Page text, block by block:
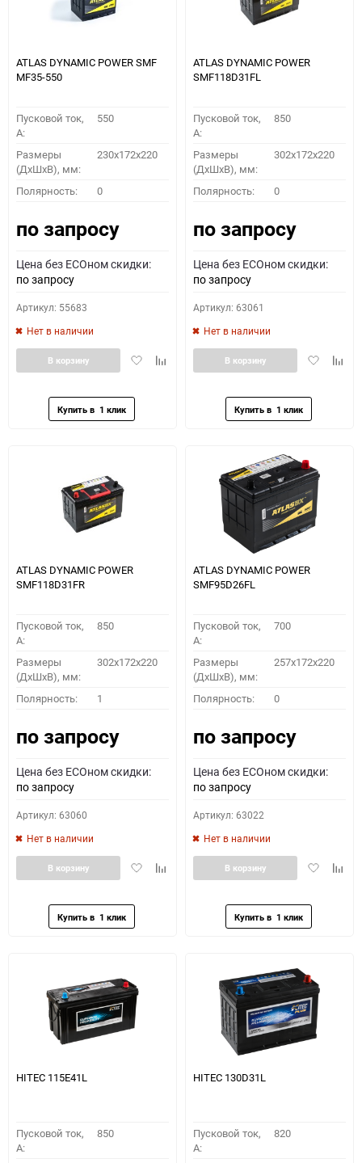
ATLAS DYNAMIC POWER SMF
MF35-550
Пусковой ток,
A:
550
Размеры
(ДхШхВ), мм:
230x172x220
Полярность: 0
по запросу
Цена без ECOном скидки:
по запросу
Артикул: 55683
Нет в наличии
ДобавитьДобавить
В корзину
ATLAS DYNAMIC POWER
SMF118D31FL
Пусковой ток,
A:
850
Размеры
(ДхШхВ), мм:
302x172x220
Полярность: 0
по запросу
Цена без ECOном скидки:
по запросу
Артикул: 63061
Нет в наличии
Добавить
В корзину
ATLAS DYNAMIC POWER
SMF118D31FR
Пусковой ток,
A:
850
Размеры
(ДхШхВ), мм:
302x172x220
Полярность: 1
по запросу
Цена без ECOном скидки:
по запросу
Артикул: 63060
Нет в наличии
ДобавитьДобавить
В корзину
ATLAS DYNAMIC POWER
SMF95D26FL
Пусковой ток,
A:
700
Размеры
(ДхШхВ), мм:
257x172x220
Полярность: 0
по запросу
Цена без ECOном скидки:
по запросу
Артикул: 63022
Нет в наличии
Добавить
В корзину
HITEC 115E41L
Пусковой ток,
A:
850
HITEC 130D31L
Пусковой ток,
A:
820